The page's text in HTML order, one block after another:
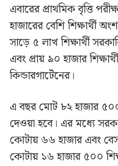
এবারের প্রাথমিক বৃত্তি
হাজারের বেশি শিক্ষার্থী
সাড়ে ৫ লাখ শিক্ষার্থী
এবং প্রায় ৯০ হাজার
কিন্ডারগার্টেনের।
এ বছর মোট ৮২ হাজার ৫০০
দেওয়া হবে। এর মধ্যে
কোটায় ৬৬ হাজার এবং
কোটায় ১৬ হাজার ৫০০